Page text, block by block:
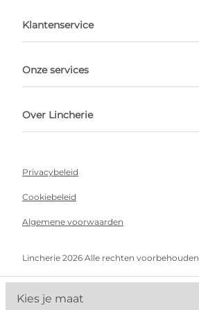
Kies je maat
afspraak
Klantenservice
Onze services
Over Lincherie
Privacybeleid
Cookiebeleid
Algemene voorwaarden
Lincherie 2026 Alle rechten voorbehouden